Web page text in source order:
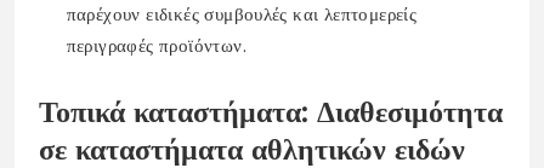
παρέχουν ειδικές συμβουλές και λεπτομερείς
περιγραφές προϊόντων.
Τοπικά καταστήματα: Διαθεσιμότητα
σε καταστήματα αθλητικών ειδών